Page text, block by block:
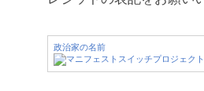
政治家の名前